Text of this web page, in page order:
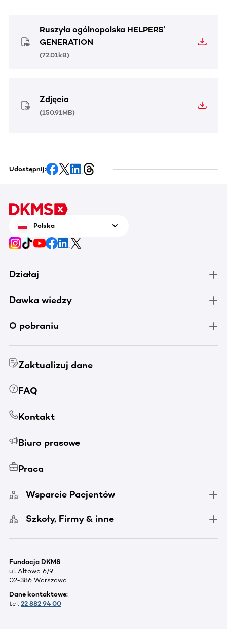
Ruszyła ogólnopolska HELPERS’
GENERATION
(72.01kB)
Zdjęcia
(150.91MB)
Udostępnij:
Polska
Działaj
Dawka wiedzy
O pobraniu
Zaktualizuj dane
FAQ
Kontakt
Biuro prasowe
Praca
Wsparcie Pacjentów
Szkoły, Firmy & inne
Fundacja DKMS
ul. Altowa 6/9
02-386 Warszawa
Dane kontaktowe:
tel. 22 882 94 00